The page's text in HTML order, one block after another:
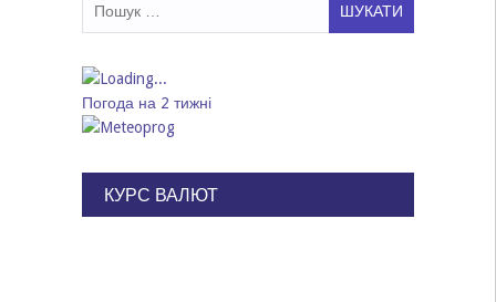
Погода на 2 тижні
КУРС ВАЛЮТ